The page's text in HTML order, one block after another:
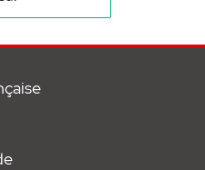
avec angle